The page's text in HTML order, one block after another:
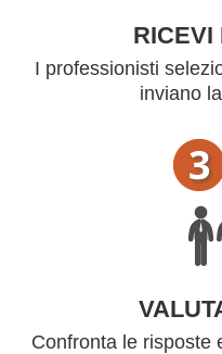
RICEVI
I professionisti
inviano
Confronta le risposte